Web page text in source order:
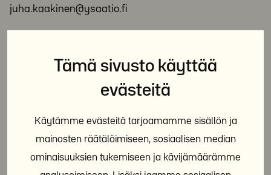
Tämä sivusto käyttää
evästeitä
Käytämme evästeitä tarjoamamme sisällön ja
mainosten räätälöimiseen, sosiaalisen median
ominaisuuksien tukemiseen ja kävijämäärämme
juha.kaakinen@ysaatio.fi
valtakunnallinen sosiaalisen asuntotuotannon tekijä
ja Asunto ensin -periaatteen puolestapuhuja.
Näistä ARA-tuettuja M2-vuokra-asuntoja on noin 10
000, loput ovat erityisryhmille tarkoitettuja Y-Koteja.